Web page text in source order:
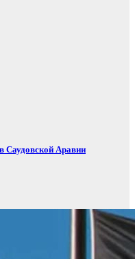
Саудовской Аравии